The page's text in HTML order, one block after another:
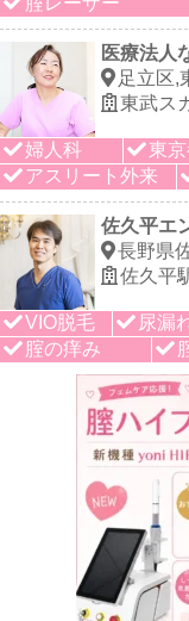
医療法人
足立区,
東武ス
婦人科 東
アスリート外来
佐久平エ
長野県
佐久平
VIO脱毛 尿漏
腟の痒み